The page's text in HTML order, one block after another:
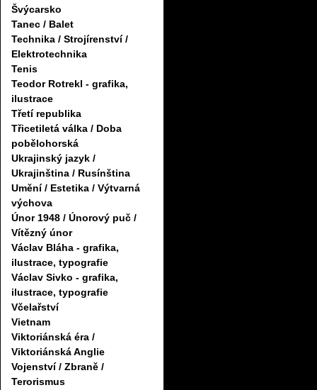
Švýcarsko
Tanec / Balet
Technika / Strojírenství /
Elektrotechnika
Tenis
Teodor Rotrekl - grafika,
ilustrace
Třetí republika
Třicetiletá válka / Doba
pobělohorská
Ukrajinský jazyk /
Ukrajinština / Rusínština
Umění / Estetika / Výtvarná
výchova
Únor 1948 / Únorový puč /
Vítězný únor
Václav Bláha - grafika,
ilustrace, typografie
Václav Sivko - grafika,
ilustrace, typografie
Včelařství
Vietnam
Viktoriánská éra /
Viktoriánská Anglie
Vojenství / Zbraně /
Terorismus